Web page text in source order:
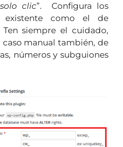
clic”. Configura los
existente como el de
Ten siempre el cuidado,
manual también, de
números y subguiones